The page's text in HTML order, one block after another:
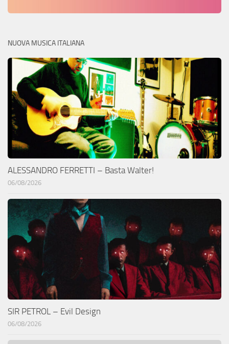
NUOVA MUSICA ITALIANA
ALESSANDRO FERRETTI – Basta Walter!
06/08/2026
SIR PETROL – Evil Design
06/08/2026